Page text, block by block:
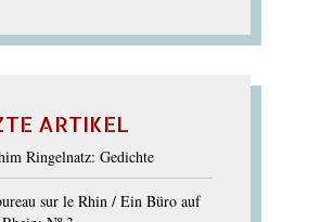
ARTIKEL
Ringelnatz: Gedichte
sur le Rhin / Ein Büro auf